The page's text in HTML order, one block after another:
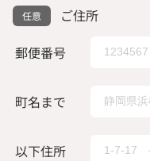
ご住所
郵便番号
町名まで
以下住所